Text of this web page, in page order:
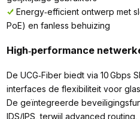
Energy‑efficient ontwerp met
PoE) en fanless behuizing
High‑performance
De UCG‑Fiber biedt via 10 Gbps
interfaces de flexibiliteit voor
De geïntegreerde
IDS/IPS, terwijl advanced routing,